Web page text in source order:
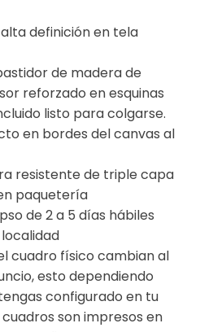
definición en tela
de madera de
reforzado en esquinas
listo para colgarse.
en bordes del canvas al
resistente de triple capa
paquetería
de 2 a 5 días hábiles
cuadro físico cambian al
esto dependiendo
configurado en tu
son impresos en